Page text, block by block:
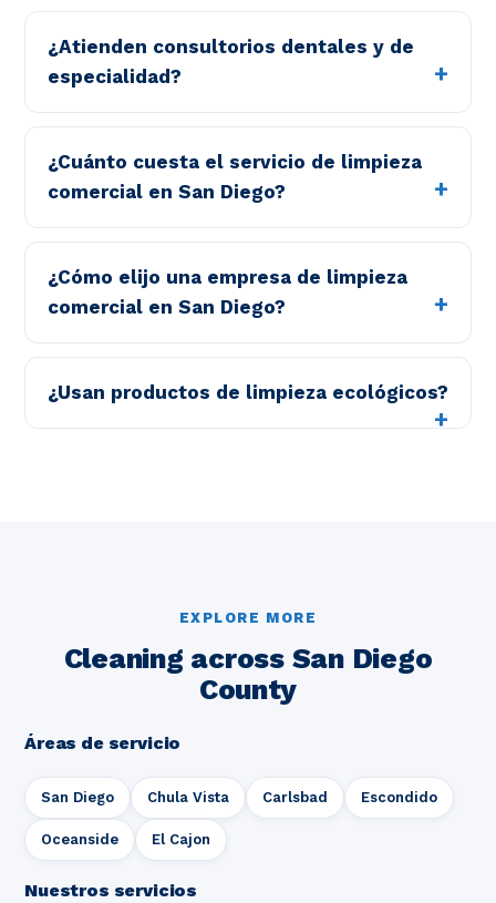
¿Atienden consultorios dentales y de
especialidad?
¿Cuánto cuesta el servicio de limpieza
comercial en San Diego?
¿Cómo elijo una empresa de limpieza
comercial en San Diego?
¿Usan productos de limpieza ecológicos?
EXPLORE MORE
Cleaning across San Diego
County
Áreas de servicio
San Diego Chula Vista Carlsbad Escondido
Oceanside El Cajon
Nuestros servicios